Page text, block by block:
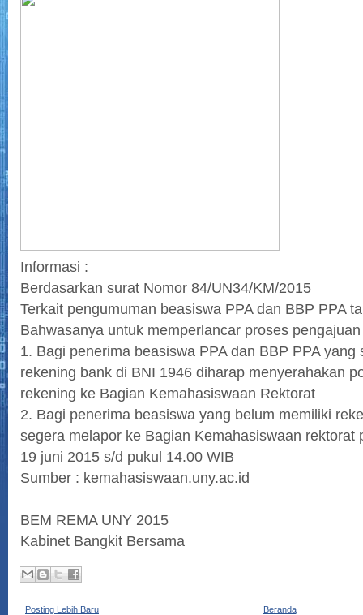
Informasi :
Berdasarkan surat Nomor 84/UN34/KM/2015
Terkait pengumuman beasiswa PPA dan BBP PPA
Bahwasanya untuk memperlancar proses
1. Bagi penerima beasiswa PPA dan BBP PPA yang
rekening bank di BNI 1946 diharap menyerahakan
rekening ke Bagian Kemahasiswaan Rektorat
2. Bagi penerima beasiswa yang belum memiliki
segera melapor ke Bagian Kemahasiswaan rektorat
19 juni 2015 s/d pukul 14.00 WIB
Sumber : kemahasiswaan.uny.ac.id
BEM REMA UNY 2015
Kabinet Bangkit Bersama
Posting Lebih Baru Beranda